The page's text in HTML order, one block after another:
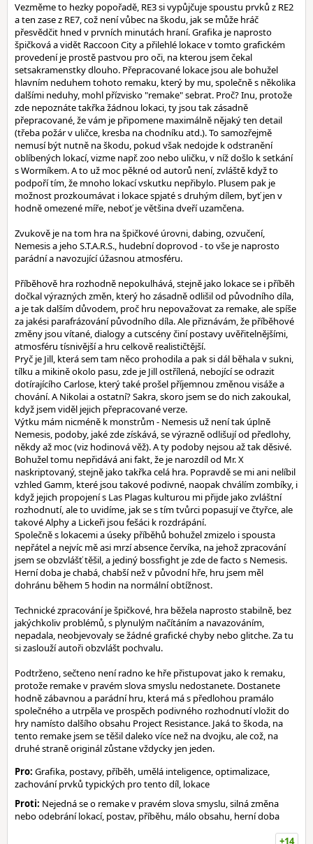
Vezměme to hezky popořadě, RE3 si vypůjčuje spoustu prvků z RE2
a ten zase z RE7, což není vůbec na škodu, jak se může hráč
přesvědčit hned v prvních minutách hraní. Grafika je naprosto
špičková a vidět Raccoon City a přilehlé lokace v tomto grafickém
provedení je prostě pastvou pro oči, na kterou jsem čekal
setsakramenstky dlouho. Přepracované lokace jsou ale bohužel
hlavním neduhem tohoto remaku, který by mu, společně s několika
dalšími neduhy, mohl přízvisko "remake" sebrat. Proč? Inu, protože
zde nepoznáte takřka žádnou lokaci, ty jsou tak zásadně
přepracované, že vám je připomene maximálně nějaký ten detail
(třeba požár v uličce, kresba na chodníku atd.). To samozřejmě
nemusí být nutně na škodu, pokud však nedojde k odstranění
oblíbených lokací, vizme např. zoo nebo uličku, v níž došlo k setkání
s Wormíkem. A to už moc pěkné od autorů není, zvláště když to
podpoří tím, že mnoho lokací vskutku nepřibylo. Plusem pak je
možnost prozkoumávat i lokace spjaté s druhým dílem, byť jen v
hodně omezené míře, neboť je většina dveří uzamčena.
Zvukově je na tom hra na špičkové úrovni, dabing, ozvučení,
Nemesis a jeho S.T.A.R.S., hudební doprovod - to vše je naprosto
parádní a navozující úžasnou atmosféru.
Příběhově hra rozhodně nepokulhává, stejně jako lokace se i příběh
dočkal výrazných změn, který ho zásadně odlišil od původního díla,
a je tak dalším důvodem, proč hru nepovažovat za remake, ale spíše
za jakési parafrázování původního díla. Ale přiznávám, že příběhové
změny jsou vítané, dialogy a cutscény činí postavy uvěřitelnějšími,
atmosféru tísnivější a hru celkově realističtější.
Pryč je Jill, která sem tam něco prohodila a pak si dál běhala v sukni,
tílku a mikině okolo pasu, zde je Jill ostřílená, nebojící se odrazit
dotírajícího Carlose, který také prošel příjemnou změnou visáže a
chování. A Nikolai a ostatní? Sakra, skoro jsem se do nich zakoukal,
když jsem viděl jejich přepracované verze.
Výtku mám nicméně k monstrům - Nemesis už není tak úplně
Nemesis, podoby, jaké zde získává, se výrazně odlišují od předlohy,
někdy až moc (viz hodinová věž). A ty podoby nejsou až tak děsivé.
Bohužel tomu nepřidává ani fakt, že je narozdíl od Mr. X
naskriptovaný, stejně jako takřka celá hra. Popravdě se mi ani nelíbil
vzhled Gamm, které jsou takové podivné, naopak chválím zombíky, i
když jejich propojení s Las Plagas kulturou mi přijde jako zvláštní
rozhodnutí, ale to uvidíme, jak se s tím tvůrci popasují ve čtyřce, ale
takové Alphy a Lickeři jsou fešáci k rozdrápání.
Společně s lokacemi a úseky příběhů bohužel zmizelo i spousta
nepřátel a nejvíc mě asi mrzí absence červíka, na jehož zpracování
jsem se obzvlášť těšil, a jediný bossfight je zde de facto s Nemesis.
Herní doba je chabá, chabší než v původní hře, hru jsem měl
dohránu během 5 hodin na normální obtížnost.
Technické zpracování je špičkové, hra běžela naprosto stabilně, bez
jakýchkoliv problémů, s plynulým načítáním a navazováním,
nepadala, neobjevovaly se žádné grafické chyby nebo glitche. Za tu
si zaslouží autoři obzvlášt pochvalu.
Podtrženo, sečteno není radno ke hře přistupovat jako k remaku,
protože remake v pravém slova smyslu nedostanete. Dostanete
hodně zábavnou a parádní hru, která má s předlohou pramálo
společného a utrpěla ve prospěch podivného rozhodnutí vložit do
hry namísto dalšího obsahu Project Resistance. Jaká to škoda, na
tento remake jsem se těšil daleko více než na dvojku, ale což, na
druhé straně originál zůstane vždycky jen jeden.
Pro: Grafika, postavy, příběh, umělá inteligence, optimalizace,
zachování prvků typických pro tento díl, lokace
Proti: Nejedná se o remake v pravém slova smyslu, silná změna
nebo odebrání lokací, postav, příběhu, málo obsahu, herní doba
+14